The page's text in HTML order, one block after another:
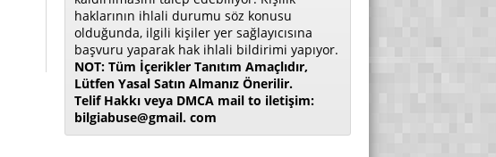
haklarının ihlali durumu söz konusu
olduğunda, ilgili kişiler yer sağlayıcısına
başvuru yaparak hak ihlali bildirimi yapıyor.
NOT: Tüm İçerikler Tanıtım Amaçlıdır,
Lütfen Yasal Satın Almanız Önerilir.
Telif Hakkı veya DMCA mail to iletişim:
bilgiabuse@gmail. com